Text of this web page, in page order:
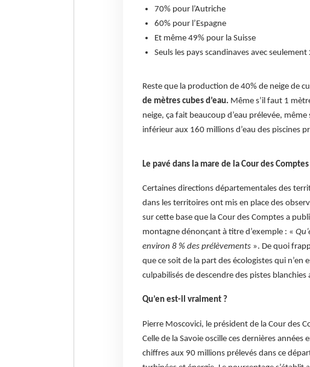
70% pour l’Autriche
60% pour l’Espagne
Et même 49% pour la Suisse
Seuls les pays scandinaves avec
Reste que la production de 40% de neige de
de mètres cubes d’eau. Même s’il faut 1
neige, ça fait beaucoup d’eau prélevée,
inférieur aux 160 millions d’eau des piscines
Le pavé dans la mare de la Cour des Comptes
Certaines directions départementales des
dans les territoires ont mis en place des
sur cette base que la Cour des Comptes a
montagne dénonçant à titre d’exemple : «
environ 8 % des prélèvements». De quoi
que ce soit de la part des écologistes qui n’en
culpabilisés de descendre des pistes blanchies
Qu’en est-il vraiment ?
Pierre Moscovici, le président de la Cour des
Celle de la Savoie oscille ces dernières
chiffres aux 90 millions prélevés dans ce